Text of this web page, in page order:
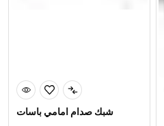
شبك صدام امامي باسات